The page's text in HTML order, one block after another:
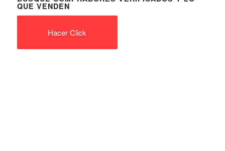
QUE VENDEN
Hacer Click